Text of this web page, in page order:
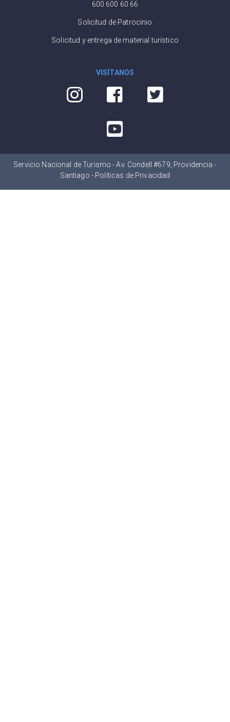
600 600 60 66
Solicitud de Patrocinio
Solicitud y entrega de material turístico
VISÍTANOS
Servicio Nacional de Turismo - Av. Condell #679, Providencia -
Santiago - Políticas de Privacidad